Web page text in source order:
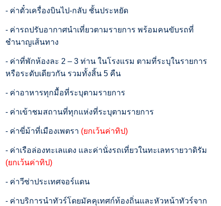
- ค่าตั๋วเครื่องบินไป-กลับ ชั้นประหยัด
- ค่ารถปรับอากาศนำเที่ยวตามรายการ พร้อมคนขับรถที่
ชำนาญเส้นทาง
- ค่าที่พักห้องละ 2 – 3 ท่าน ในโรงแรม ตามที่ระบุในรายการ
หรือระดับเดียวกัน รวมทั้งสิ้น 5 คืน
- ค่าอาหารทุกมื้อที่ระบุตามรายการ
- ค่าเข้าชมสถานที่ทุกแห่งที่ระบุตามรายการ
- ค่าขี่ม้าที่เมืองเพตรา (ยกเว้นค่าทิป)
- ค่าเรือล่องทะเลแดง และค่านั่งรถเที่ยวในทะเลทรายวาดิรัม
(ยกเว้นค่าทิป)
- ค่าวีซ่าประเทศจอร์แดน
- ค่าบริการนำทัวร์โดยมัคคุเทศก์ท้องถิ่นและหัวหน้าทัวร์จาก